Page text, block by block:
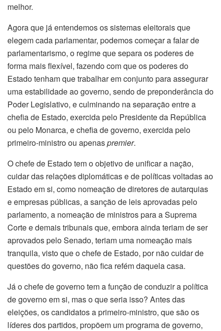
melhor.
Agora que já entendemos os sistemas eleitorais que
elegem cada parlamentar, podemos começar a falar de
parlamentarismo, o regime que separa os poderes de
forma mais flexível, fazendo com que os poderes do
Estado tenham que trabalhar em conjunto para assegurar
uma estabilidade ao governo, sendo de preponderância do
Poder Legislativo, e culminando na separação entre a
chefia de Estado, exercida pelo Presidente da República
ou pelo Monarca, e chefia de governo, exercida pelo
primeiro-ministro ou apenaspremier.
O chefe de Estado tem o objetivo de unificar a nação,
cuidar das relações diplomáticas e de políticas voltadas ao
Estado em si, como nomeação de diretores de autarquias
e empresas públicas, a sanção de leis aprovadas pelo
parlamento, a nomeação de ministros para a Suprema
Corte e demais tribunais que, embora ainda teriam de ser
aprovados pelo Senado, teriam uma nomeação mais
tranquila, visto que o chefe de Estado, por não cuidar de
questões do governo, não fica refém daquela casa.
Já o chefe de governo tem a função de conduzir a política
de governo em si, mas o que seria isso? Antes das
eleições, os candidatos a primeiro-ministro, que são os
líderes dos partidos, propõem um programa de governo,